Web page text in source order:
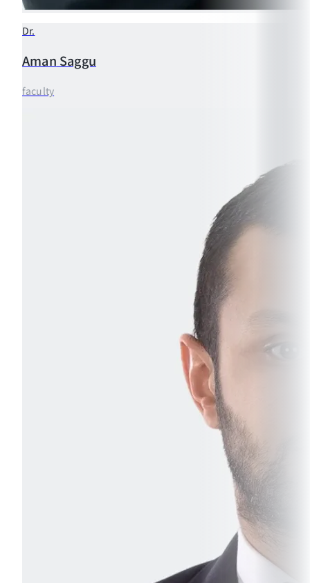
Dr.
Aman Saggu
faculty